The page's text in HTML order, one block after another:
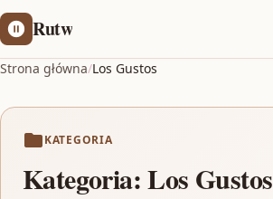
Rutw
Strona główna/Los Gustos
KATEGORIA
Kategoria:Los Gustos